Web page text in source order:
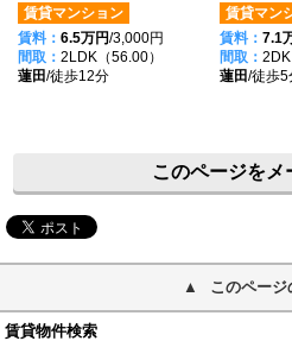
賃貸マンション
賃料： 6.5万円/3,000円
間取： 2LDK（56.00）
蓮田/徒歩12分
賃貸マン
賃料： 7.1
間取： 2DK
蓮田/徒歩5
このページをメ
このページ
賃貸物件検索